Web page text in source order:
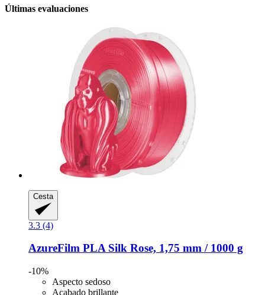
Últimas evaluaciones
Cesta
3.3 (4)
AzureFilm PLA Silk Rose, 1,75 mm / 1000 g
-10%
Aspecto sedoso
Acabado brillante